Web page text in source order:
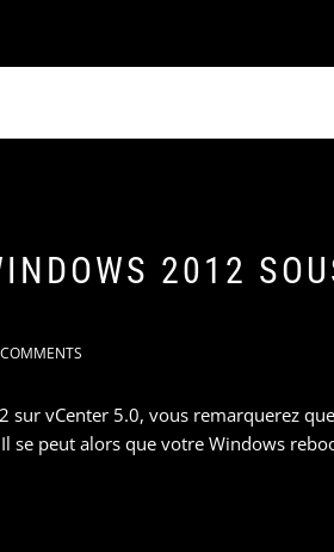
2012
vCenter 5.0, vous remarquerez
se peut alors que votre Windows